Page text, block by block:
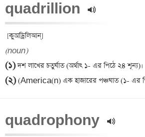
quadrillion
(noun)
(১)
(২)
quadrophony